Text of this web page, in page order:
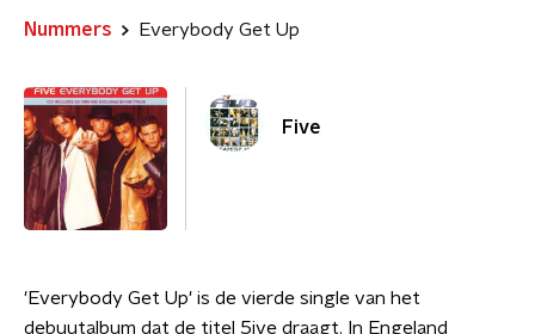
Nummers Everybody Get Up
Five
'Everybody Get Up' is de vierde single van het
debuutalbum dat de titel 5ive draagt. In Engeland